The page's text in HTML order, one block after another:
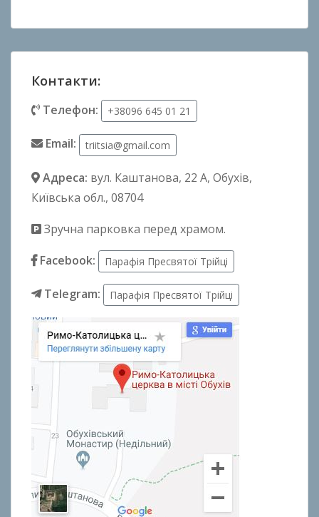
Контакти:
Телефон: +38096 645 01 21
Email: triitsia@gmail.com
Адреса: вул. Каштанова, 22 А, Обухів,
Київська обл., 08704
Зручна парковка перед храмом.
Facebook:
Парафія Пресвятої Трійці
Telegram: Парафія Пресвятої Трійці